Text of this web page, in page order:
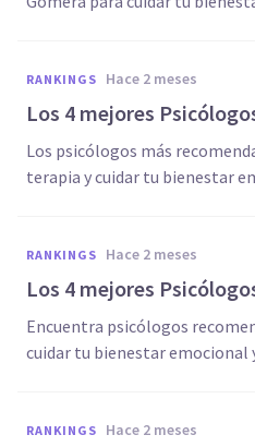
RANKINGS hace 2 meses
Los 4 mejores
Los psicólogos más
terapia y cuidar tu bienestar
RANKINGS hace 2 meses
Los 4 mejores
Encuentra psicólogos
cuidar tu bienestar emocional
RANKINGS hace 2 meses